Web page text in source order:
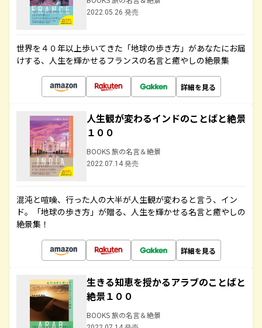
2022.05.26 発売
世界を４０年以上歩いてきた「地球の歩き方」があなたにお届
けする、人生を輝かせるフランスの名言と癒やしの絶景集
詳細を見る
人生観が変わるインドのことばと絶景
１００
BOOKS 旅の名言＆絶景
2022.07.14 発売
混沌と喧噪、行った人の大半が人生観が変わると言う、イン
ド。「地球の歩き方」が贈る、人生を輝かせる名言と癒やしの
絶景集！
詳細を見る
生きる知恵を授かるアラブのことばと
絶景１００
BOOKS 旅の名言＆絶景